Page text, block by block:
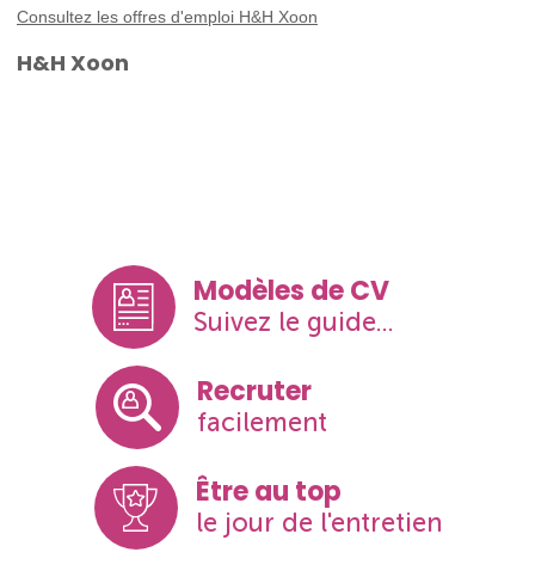
Consultez les offres d'emploi H&H Xoon
H&H Xoon
Modèles de CV
Suivez le guide...
Recruter
facilement
Être au top
le jour de l'entretien